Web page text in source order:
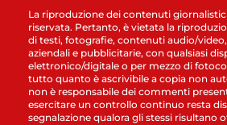
La riproduzione dei contenuti
riservata. Pertanto, è vietata la
di testi, fotografie, contenuti audio/
aziendali e pubblicitarie, con qualsiasi
elettronico/digitale o per mezzo di
tutto quanto è ascrivibile a copia non
non è responsabile dei commenti
esercitare un controllo continuo resta
segnalazione qualora gli stessi risultano